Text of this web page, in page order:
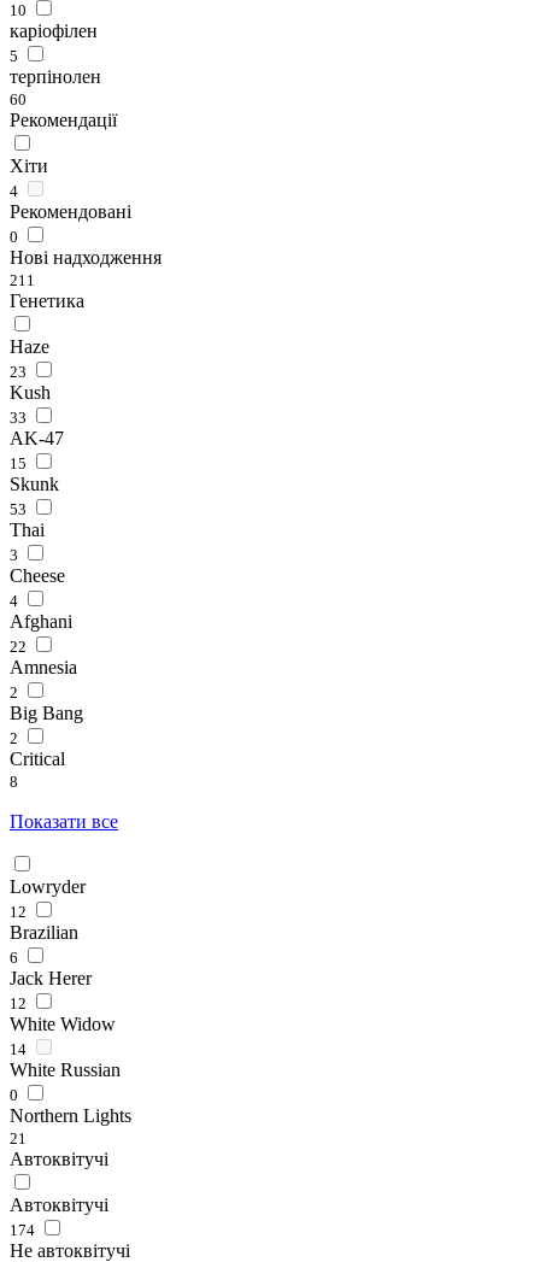
10
каріофілен
5
терпінолен
60
Рекомендації
Хіти
4
Рекомендовані
0
Нові надходження
211
Генетика
Haze
23
Kush
33
AK-47
15
Skunk
53
Thai
3
Cheese
4
Afghani
22
Amnesia
2
Big Bang
2
Critical
8
Показати все
Lowryder
12
Brazilian
6
Jack Herer
12
White Widow
14
White Russian
0
Northern Lights
21
Автоквітучі
Автоквітучі
174
Не автоквітучі